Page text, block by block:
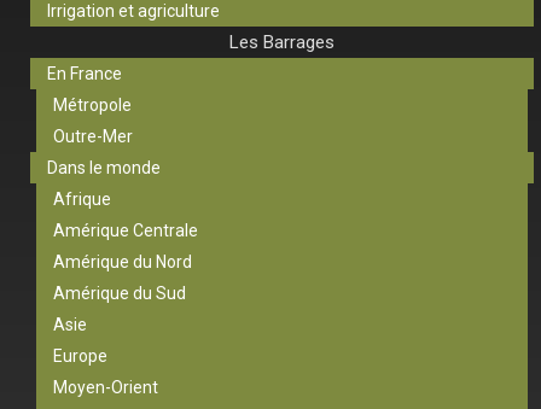
Irrigation et agriculture
Les Barrages
En France
Métropole
Outre-Mer
Dans le monde
Afrique
Amérique Centrale
Amérique du Nord
Amérique du Sud
Asie
Europe
Moyen-Orient